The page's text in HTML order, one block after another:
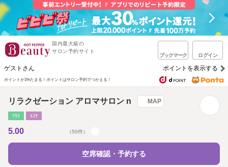
国内最大級の
サロン予約サイト
ブックマーク ログイン
ゲストさん ポイントを表示する
ポイントが1%たまる！ ポイントはサロン予約でつかえる！
リラクゼーション アロマサロン n MAP
ﾘﾗｸ ｴｽﾃ
5.00 （50件）
空席確認・予約する